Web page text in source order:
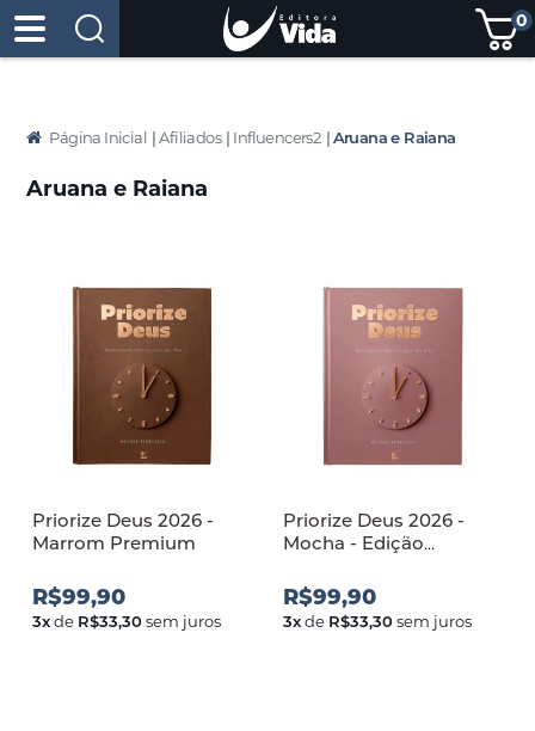
0
Página Inicial | Afiliados | Influencers2 |Aruana e Raiana
Aruana e Raiana
Priorize Deus 2026 -
Marrom Premium
R$99,90
3xde R$33,30sem juros
Priorize Deus 2026 -
Mocha - Edição
R$99,90
3xde R$33,30sem juros